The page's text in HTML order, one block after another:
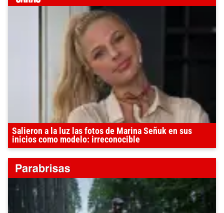
Salieron a la luz las fotos de Marina Señuk en sus
inicios como modelo: irreconocible